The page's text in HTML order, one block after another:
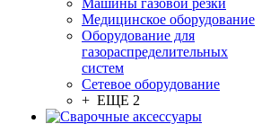
Машины газовой резки
Медицинское оборудование
Оборудование для
газораспределительных
систем
Сетевое оборудование
+ ЕЩЕ 2